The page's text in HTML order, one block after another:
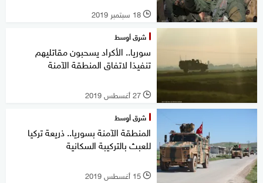
l 18 سبتمبر 2019
شرق أوسط
سوريا.. الأكراد يسحبون مقاتليهم
تنفيذا لاتفاق المنطقة الآمنة
l 27 أغسطس 2019
شرق أوسط
المنطقة الآمنة بسوريا.. ذريعة تركيا
للعبث بالتركيبة السكانية
l 15 أغسطس 2019